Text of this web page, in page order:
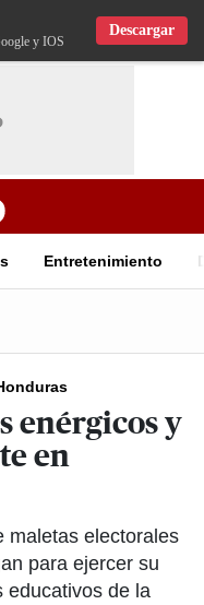
y IOS
Descargar
Entretenimiento
enérgicos y
en
maletas electorales
para ejercer su
educativos de la